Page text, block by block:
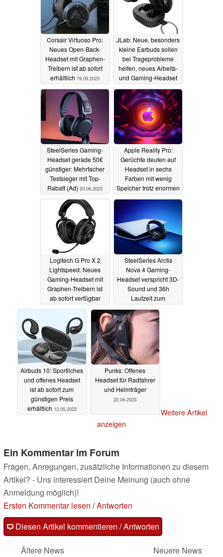
Corsair Virtuoso Pro:
Neues Open-Back-
Headset mit Graphen-
Treibern ist ab sofort
erhältlich 19.09.2023
JLab: Neue, besonders
kleine Earbuds sollen
bei Trageprobleme
helfen, neues Arbeits-
und Gaming-Headset
03.08.2023
SteelSeries Gaming-
Headset gerade 50€
günstiger: Mehrfacher
Testsieger mit Top-
Rabatt (Ad) 20.06.2023
Apple Reality Pro:
Gerüchte deuten auf
Headset in sechs
Farben mit wenig
Speicher trotz enormen
Preis02.06.2023
Logitech G Pro X 2
Lightspeed: Neues
Gaming-Headset mit
Graphen-Treibern ist
ab sofort verfügbar
24.05.2023
SteelSeries Arctis
Nova 4 Gaming-
Headset verspricht 3D-
Sound und 36h
Laufzeit zum
attraktiven Preis
16.05.2023
Airbuds 10: Sportliches
und offenes Headset
ist ab sofort zum
günstigen Preis
erhältlich 13.05.2023
Punks: Offenes
Headset für Radfahrer
und Helmträger
22.04.2023
Weitere Artikel
anzeigen
Ein Kommentar im Forum
Fragen, Anregungen, zusätzliche Informationen zu diesem
Artikel? - Uns interessiert Deine Meinung (auch ohne
Anmeldung möglich)!
Ersten Kommentar lesen /Antworten
Diesen Artikel kommentieren / Antworten
Ältere News
Neuere News